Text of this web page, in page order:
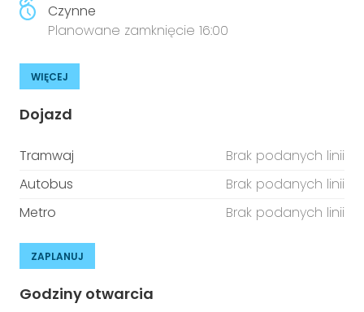
Czynne
Planowane zamknięcie 16:00
WIĘCEJ
Dojazd
Tramwaj
Brak podanych linii
Autobus
Brak podanych linii
Metro
Brak podanych linii
ZAPLANUJ
Godziny otwarcia